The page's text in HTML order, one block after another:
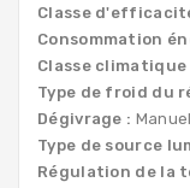
Classe
Consommation
Classe climatique
Type de froid du
Dégivrage : Manuel
Type de source
Régulation de la